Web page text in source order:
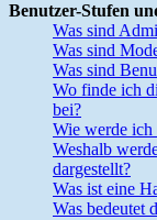
Benutzer-Stufen
Was sind
Was sind
Was sind
Wo finde ich
bei?
Wie werde ich
Weshalb
dargestellt?
Was ist eine
Was bedeutet